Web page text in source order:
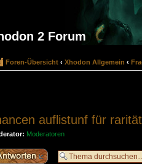
2 Forum
Foren-Übersicht ‹ Xhodon Allgemein ‹
auflistunf für
Moderatoren
erstellen